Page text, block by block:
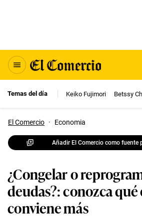
Temas del día Keiko Fujimori Betssy
El Comercio · Economia
Añadir El Comercio como fuente
¿Congelar o
deudas?: conozca
conviene más